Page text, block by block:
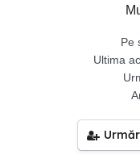
Pe
Ultima